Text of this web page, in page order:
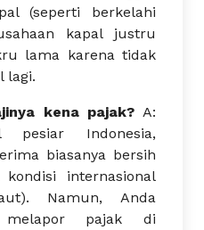
(seperti berkelahi
kapal justru
lama karena tidak
lagi.
kena pajak? A:
Indonesia,
biasanya bersih
internasional
Namun, Anda
melapor pajak di